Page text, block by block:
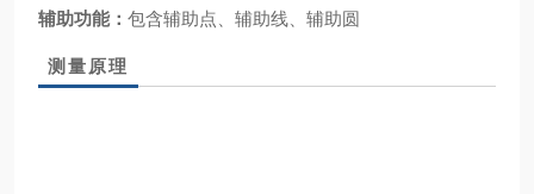
辅助功能： 包含辅助点、辅助线、辅助圆
测量原理